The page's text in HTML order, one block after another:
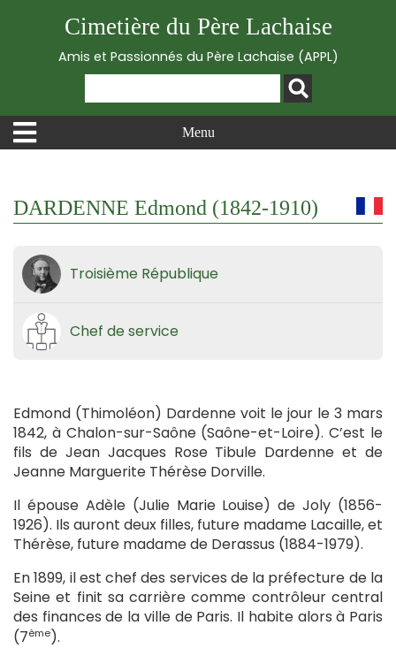
Cimetière du Père Lachaise
Amis et Passionnés du Père Lachaise (APPL)
Menu
DARDENNE Edmond (1842-1910)
Troisième République
Chef de service
Edmond (Thimoléon) Dardenne voit le jour le 3 mars
1842, à Chalon-sur-Saône (Saône-et-Loire). C’est le
fils de Jean Jacques Rose Tibule Dardenne et de
Jeanne Marguerite Thérèse Dorville.
Il épouse Adèle (Julie Marie Louise) de Joly (1856-
1926). Ils auront deux filles, future madame Lacaille, et
Thérèse, future madame de Derassus (1884-1979).
En 1899, il est chef des services de la préfecture de la
Seine et finit sa carrière comme contrôleur central
des finances de la ville de Paris. Il habite alors à Paris
(7ème).